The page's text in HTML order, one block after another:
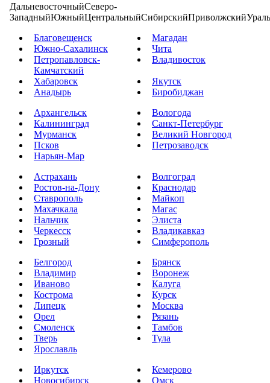
ДальневосточныйСеверо-
ЗападныйЮжныйЦентральныйСибирскийПриволжский
Благовещенск
Магадан
Южно-Сахалинск
Чита
Петропавловск-
Камчатский
Владивосток
Хабаровск
Якутск
Анадырь
Биробиджан
Архангельск
Вологода
Калининград
Санкт-Петербург
Мурманск
Великий Новгород
Псков
Петрозаводск
Нарьян-Мар
Астрахань
Волгоград
Ростов-на-Дону
Краснодар
Ставрополь
Майкоп
Махачкала
Магас
Нальчик
Элиста
Черкесск
Владикавказ
Грозный
Симферополь
Белгород
Брянск
Владимир
Воронеж
Иваново
Калуга
Кострома
Курск
Липецк
Москва
Орел
Рязань
Смоленск
Тамбов
Тверь
Тула
Ярославль
Иркутск
Кемерово
Новосибирск
Омск